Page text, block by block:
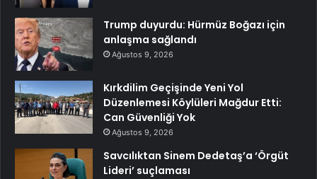
Trump duyurdu: Hürmüz Boğazı için
anlaşma sağlandı
Ağustos 9, 2026
Kırkdilim Geçişinde Yeni Yol
Düzenlemesi Köylüleri Mağdur Etti:
Can Güvenliği Yok
Ağustos 9, 2026
Savcılıktan Sinem Dedetaş’a ‘Örgüt
Lideri’ suçlaması